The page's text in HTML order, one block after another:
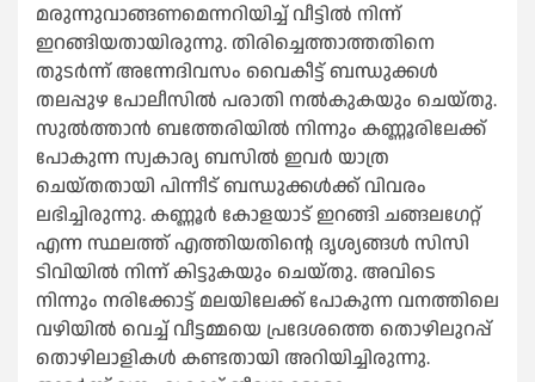
മരുന്നുവാങ്ങണമെന്നറിയിച്ച് വീട്ടില്‍ നിന്ന്
ഇറങ്ങിയതായിരുന്നു. തിരിച്ചെത്താത്തതിനെ
തുടര്‍ന്ന് അന്നേദിവസം വൈകീട്ട് ബന്ധുക്കള്‍
തലപ്പുഴ പോലീസില്‍ പരാതി നല്‍കുകയും ചെയ്തു.
സുല്‍ത്താന്‍ ബത്തേരിയില്‍ നിന്നും കണ്ണൂരിലേക്ക്
പോകുന്ന സ്വകാര്യ ബസില്‍ ഇവര്‍ യാത്ര
ചെയ്തതായി പിന്നീട് ബന്ധുക്കള്‍ക്ക് വിവരം
ലഭിച്ചിരുന്നു. കണ്ണൂര്‍ കോളയാട് ഇറങ്ങി ചങ്ങലഗേറ്റ്
എന്ന സ്ഥലത്ത് എത്തിയതിന്റെ ദൃശ്യങ്ങള്‍ സിസി
ടിവിയില്‍ നിന്ന് കിട്ടുകയും ചെയ്തു. അവിടെ
നിന്നും നരിക്കോട്ട് മലയിലേക്ക് പോകുന്ന വനത്തിലെ
വഴിയില്‍ വെച്ച് വീട്ടമ്മയെ പ്രദേശത്തെ തൊഴിലുറപ്പ്
തൊഴിലാളികള്‍ കണ്ടതായി അറിയിച്ചിരുന്നു.